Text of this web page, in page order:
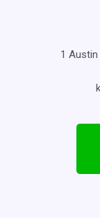
1 Austin